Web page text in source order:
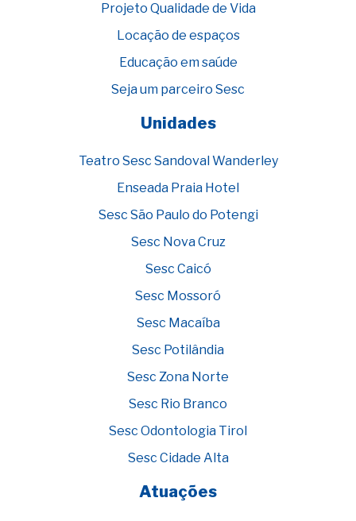
Projeto Qualidade de Vida
Locação de espaços
Educação em saúde
Seja um parceiro Sesc
Unidades
Teatro Sesc Sandoval Wanderley
Enseada Praia Hotel
Sesc São Paulo do Potengi
Sesc Nova Cruz
Sesc Caicó
Sesc Mossoró
Sesc Macaíba
Sesc Potilândia
Sesc Zona Norte
Sesc Rio Branco
Sesc Odontologia Tirol
Sesc Cidade Alta
Atuações